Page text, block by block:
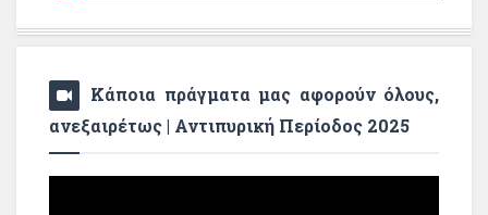
Κάποια πράγματα μας αφορούν όλους,
ανεξαιρέτως | Αντιπυρική Περίοδος 2025